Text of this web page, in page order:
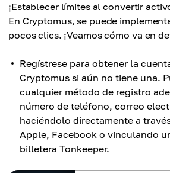
¡Establecer límites al convertir
En Cryptomus, se puede
pocos clics. ¡Veamos cómo va en
Regístrese para obtener la
Cryptomus si aún no tiene una.
cualquier método de registro
número de teléfono, correo
haciéndolo directamente a
Apple, Facebook o vinculando
billetera Tonkeeper.